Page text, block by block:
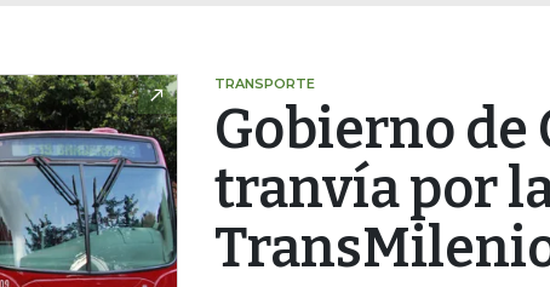
TRANSPORTE
Gobierno de
tranvía por